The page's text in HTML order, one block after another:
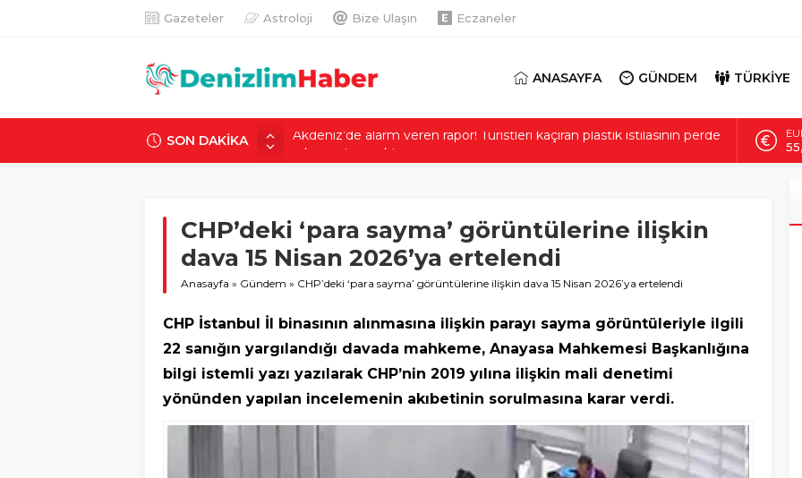
Gazeteler Astroloji Bize Ulaşın Eczaneler
ANASAYFA GÜNDEM TÜRKİYE
SON DAKİKA
Nilda’yı sokak ortasında katletti! Akılalmaz detaylar: Katilini gördü ama
Günde 1 milyon TL harcadı, 20 günde bitirdi! 95 yaşındaki kadının
ortalığı karıştıran mirası: ‘Evlat neden böyle?’
Son dakika! AFAD’dan açıklama: Marmaris’te 4.1 büyüklüğünde
deprem: Osman Bektaş asıl riski açıkladı
Akdeniz’de alarm veren rapor! Turistleri kaçıran plastik istilasının perde
CHP’deki ‘para sayma’ görüntülerine ilişkin
dava 15 Nisan 2026’ya ertelendi
Anasayfa » Gündem » CHP’deki ‘para sayma’ görüntülerine ilişkin dava 15 Nisan 2026’ya ertelendi
CHP İstanbul İl binasının alınmasına ilişkin parayı sayma görüntüleriyle ilgili
22 sanığın yargılandığı davada mahkeme, Anayasa Mahkemesi Başkanlığına
bilgi istemli yazı yazılarak CHP’nin 2019 yılına ilişkin mali denetimi
yönünden yapılan incelemenin akıbetinin sorulmasına karar verdi.